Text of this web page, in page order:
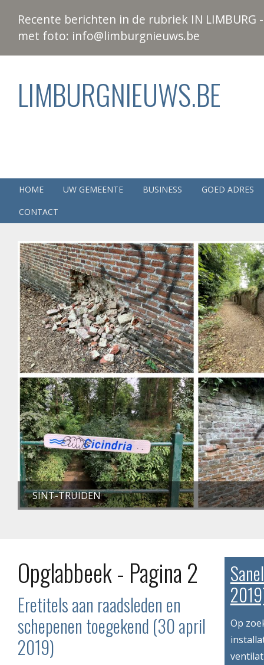
Recente berichten in de rubriek IN
met foto: info@limburgnieuws.be
LIMBURGNIEUWS.BE
HOME UW GEMEENTE BUSINESS
GOED ADRES
CONTACT
SINT-TRUIDEN
Opglabbeek - Pagina 2
Eretitels aan raadsleden en
schepenen toegekend (30 april
2019)
Op